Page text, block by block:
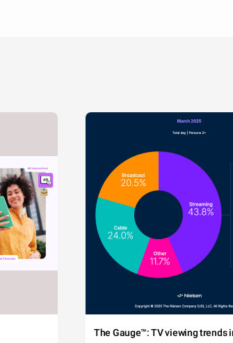
The Gauge™: TV viewing trends